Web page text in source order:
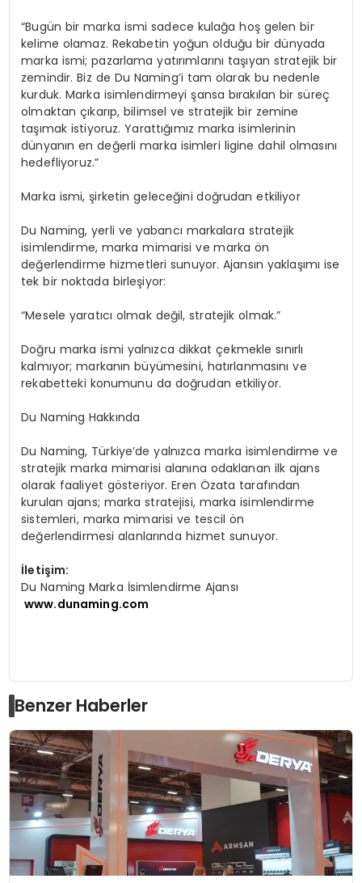
“Bugün bir marka ismi sadece kulağa hoş gelen bir
kelime olamaz. Rekabetin yoğun olduğu bir dünyada
marka ismi; pazarlama yatırımlarını taşıyan stratejik bir
zemindir. Biz de Du Naming’i tam olarak bu nedenle
kurduk. Marka isimlendirmeyi şansa bırakılan bir süreç
olmaktan çıkarıp, bilimsel ve stratejik bir zemine
taşımak istiyoruz. Yarattığımız marka isimlerinin
dünyanın en değerli marka isimleri ligine dahil olmasını
hedefliyoruz.”
Marka ismi, şirketin geleceğini doğrudan etkiliyor
Du Naming, yerli ve yabancı markalara stratejik
isimlendirme, marka mimarisi ve marka ön
değerlendirme hizmetleri sunuyor. Ajansın yaklaşımı ise
tek bir noktada birleşiyor:
“Mesele yaratıcı olmak değil, stratejik olmak.”
Doğru marka ismi yalnızca dikkat çekmekle sınırlı
kalmıyor; markanın büyümesini, hatırlanmasını ve
rekabetteki konumunu da doğrudan etkiliyor.
Du Naming Hakkında
Du Naming, Türkiye’de yalnızca marka isimlendirme ve
stratejik marka mimarisi alanına odaklanan ilk ajans
olarak faaliyet gösteriyor. Eren Özata tarafından
kurulan ajans; marka stratejisi, marka isimlendirme
sistemleri, marka mimarisi ve tescil ön
değerlendirmesi alanlarında hizmet sunuyor.
İletişim:
Du Naming Marka İsimlendirme Ajansı
www.dunaming.com
Benzer Haberler